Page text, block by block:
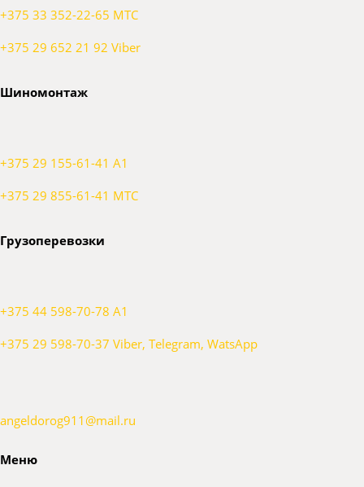
+375 33 352-22-65 МТС
+375 29 652 21 92 Viber
Шиномонтаж
+375 29 155-61-41 A1
+375 29 855-61-41 МТС
Грузоперевозки
+375 44 598-70-78 A1
+375 29 598-70-37 Viber, Telegram, WatsApp
angeldorog911@mail.ru
Меню